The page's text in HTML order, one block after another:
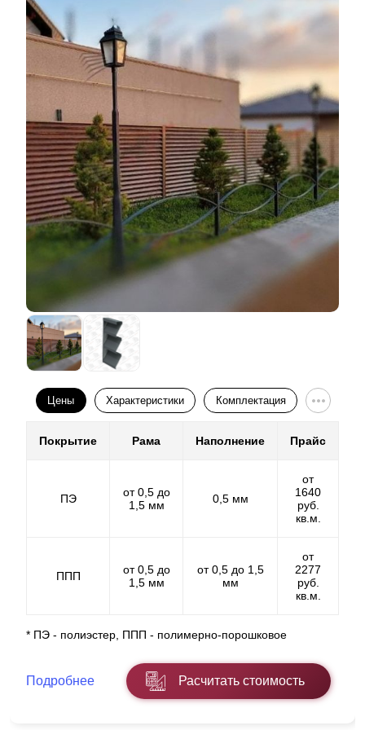
изменением угла ламели изменяется шаг пластин.
Изменение угла влияет на число ламелей в
Разница заключается в том, что первый способ
укрепления применяется ещё в начале
изготовления, а именно при производстве листов
стали, в то время как второй вариант защитного
покрытия наносится уже на готовую
наносит производитель листов
стали, а мы занимаемся исключительно нанесением
порошка на пластины, что ведёт к некоторым
особенностям и порой осложнениям в работе.
Например, первый тип покрытия означает, что
внешний вид заготовки уже готов, поэтому при
дальнейшей работе с материалом нужно быть
предельно аккуратным. Так, мы не можем проводить
некоторые манипуляции с заготовкой, чтобы
улучшить заготовку и скорость сборки, однако это
никак не влияет на качество. При выборе метода
важно, помнить, что
производстве, но дороже при установке конструкции
Цены Характеристики Комплектация
Покрытие Рама Наполнение Прайс
ПЭ
от 0,5 до
1,5 мм
0,5 мм
от
1640
руб.
кв.м.
ППП
от 0,5 до
1,5 мм
от 0,5 до 1,5
мм
от
2277
руб.
кв.м.
* ПЭ - полиэстер, ППП - полимерно-порошковое
Подробнее Расчитать стоимость